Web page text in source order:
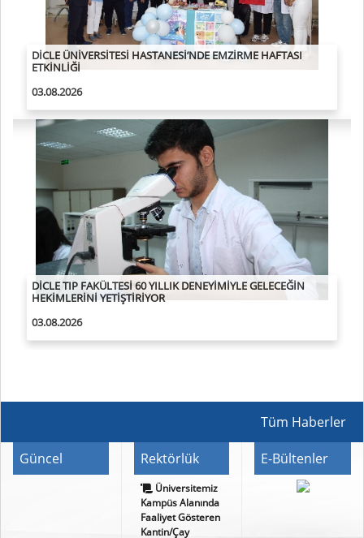
DİCLE ÜNİVERSİTESİ HUKUK FAKÜLTESİ GELECEĞİN
HUKUKÇULARINI YETİŞTİRİYOR
02.08.2026
DİŞ HEKİMLİĞİ FAKÜLTESİ, YARIM ASIRLIK TECRÜBESİYLE
NİTELİKLİ HEKİMLER YETİŞTİRİYOR
02.08.2026
Tüm Haberler
Güncel Rektörlük
Üniversitemiz
Kampüs Alanında
Faaliyet Gösteren
Kantin/Çay
E-Bültenler